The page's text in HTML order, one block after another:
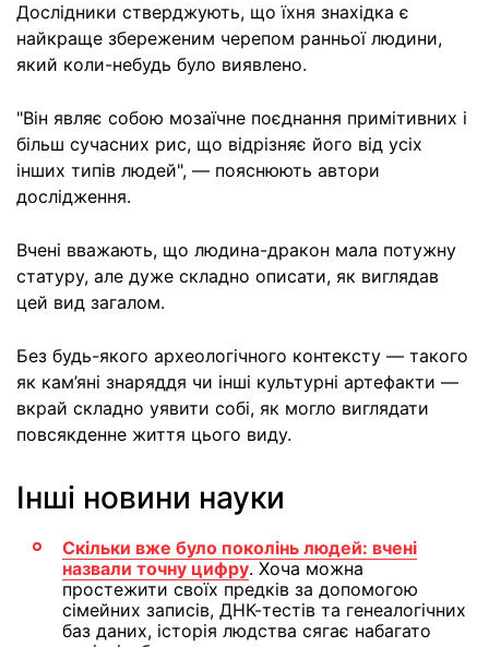
Дослідники стверджують, що їхня знахідка є
найкраще збереженим черепом ранньої людини,
який коли-небудь було виявлено.
"Він являє собою мозаїчне поєднання примітивних і
більш сучасних рис, що відрізняє його від усіх
інших типів людей", — пояснюють автори
дослідження.
Вчені вважають, що людина-дракон мала потужну
статуру, але дуже складно описати, як виглядав
цей вид загалом.
Без будь-якого археологічного контексту — такого
як кам’яні знаряддя чи інші культурні артефакти —
вкрай складно уявити собі, як могло виглядати
повсякденне життя цього виду.
Інші новини науки
Скільки вже було поколінь людей: вчені
назвали точну цифру. Хоча можна
простежити своїх предків за допомогою
сімейних записів, ДНК-тестів та генеалогічних
баз даних, історія людства сягає набагато